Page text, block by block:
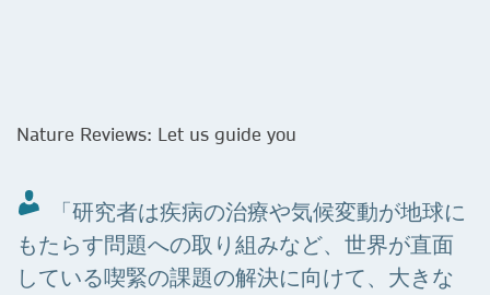
Nature Reviews: Let us guide you
「研究者は疾病の治療や気候変動が地球に
もたらす問題への取り組みなど、世界が直面
している喫緊の課題の解決に向けて、大きな